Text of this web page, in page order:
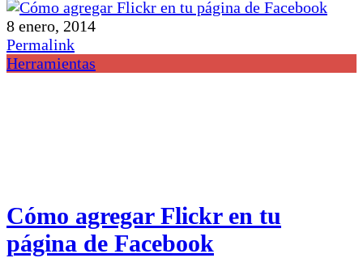
8 enero, 2014
Permalink
Herramientas
Cómo agregar Flickr en tu
página de Facebook